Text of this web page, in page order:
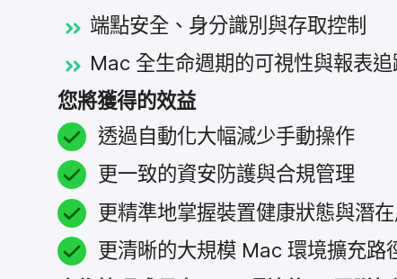
端點​安全、​身分識別​與​存取​控制
Mac 全​生​命​週期​的​可視性​與​報表​
您​將​獲得​的​效益
透過​自動化​大幅​減少​手動​操​作
更​一致​的​資安​防護​與​合規​管理
更​精準​地掌握​裝置​健康​狀態​與​潛
更​清晰​的​大規模Mac 環境​擴充路​